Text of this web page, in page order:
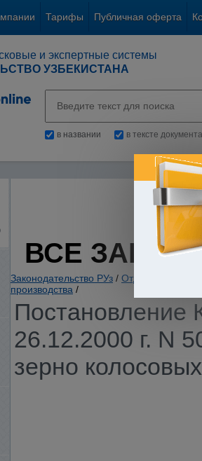
Тарифы Публичная оферта
и экспертные системы
УЗБЕКИСТАНА
в названии в тексте документа
ВСЕ
Законодательство РУз / Отдельные
производства /
Постановление
26.12.2000 г. N
зерно